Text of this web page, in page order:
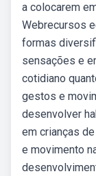
a colocarem
Webrecursos
formas
sensações e
cotidiano
gestos e
desenvolver
em crianças
e movimento